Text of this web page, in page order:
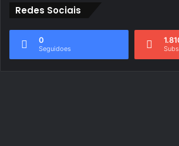
Redes Sociais
0
Seguidoes